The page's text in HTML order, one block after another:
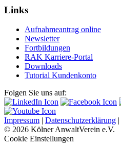
Links
Aufnahmeantrag online
Newsletter
Fortbildungen
RAK Karriere-Portal
Downloads
Tutorial Kundenkonto
Folgen Sie uns auf:
Impressum | Datenschutzerklärung |
© 2026 Kölner AnwaltVerein e.V.
Cookie Einstellungen